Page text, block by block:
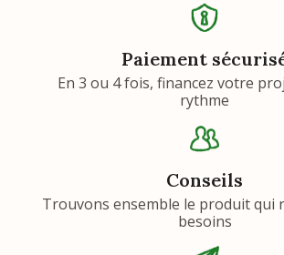
Paiement
En 3 ou 4 fois, financez votre
rythme
Conseils
Trouvons ensemble le produit qui
besoins